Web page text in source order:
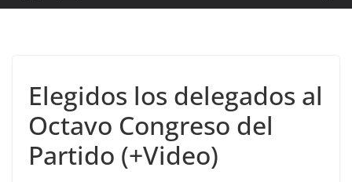
Elegidos los delegados al
Octavo Congreso del
Partido (+Video)